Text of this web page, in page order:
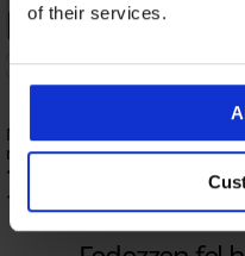
of their services.
-20% BRA20
Maia 4D Soft Control Deluxe
melltartó
18 190 Ft
14 560 Ft